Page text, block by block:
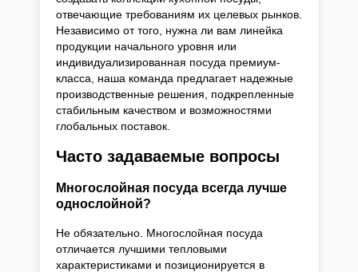
отвечающие требованиям их целевых рынков.
Независимо от того, нужна ли вам линейка
продукции начального уровня или
индивидуализированная посуда премиум-
класса, наша команда предлагает надежные
производственные решения, подкрепленные
стабильным качеством и возможностями
глобальных поставок.
Часто задаваемые вопросы
Многослойная посуда всегда лучше
однослойной?
Не обязательно. Многослойная посуда
отличается лучшими тепловыми
характеристиками и позиционируется в